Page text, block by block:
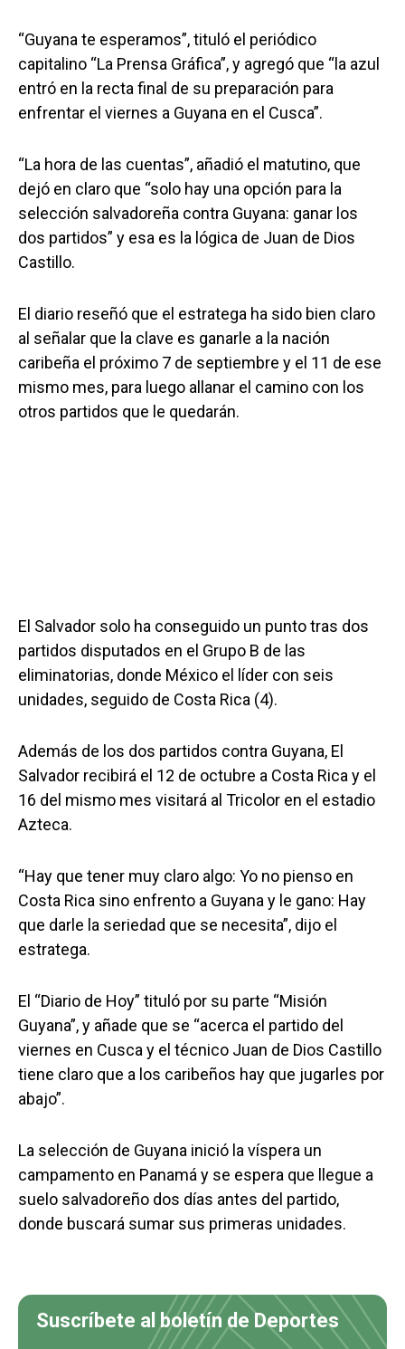
“Guyana te esperamos”, tituló el periódico
capitalino “La Prensa Gráfica”, y agregó que “la azul
entró en la recta final de su preparación para
enfrentar el viernes a Guyana en el Cusca”.
“La hora de las cuentas”, añadió el matutino, que
dejó en claro que “solo hay una opción para la
selección salvadoreña contra Guyana: ganar los
dos partidos” y esa es la lógica de Juan de Dios
Castillo.
El diario reseñó que el estratega ha sido bien claro
al señalar que la clave es ganarle a la nación
caribeña el próximo 7 de septiembre y el 11 de ese
mismo mes, para luego allanar el camino con los
otros partidos que le quedarán.
El Salvador solo ha conseguido un punto tras dos
partidos disputados en el Grupo B de las
eliminatorias, donde México el líder con seis
unidades, seguido de Costa Rica (4).
Además de los dos partidos contra Guyana, El
Salvador recibirá el 12 de octubre a Costa Rica y el
16 del mismo mes visitará al Tricolor en el estadio
Azteca.
“Hay que tener muy claro algo: Yo no pienso en
Costa Rica sino enfrento a Guyana y le gano: Hay
que darle la seriedad que se necesita”, dijo el
estratega.
El “Diario de Hoy” tituló por su parte “Misión
Guyana”, y añade que se “acerca el partido del
viernes en Cusca y el técnico Juan de Dios Castillo
tiene claro que a los caribeños hay que jugarles por
abajo”.
La selección de Guyana inició la víspera un
campamento en Panamá y se espera que llegue a
suelo salvadoreño dos días antes del partido,
donde buscará sumar sus primeras unidades.
Suscríbete al boletín de Deportes